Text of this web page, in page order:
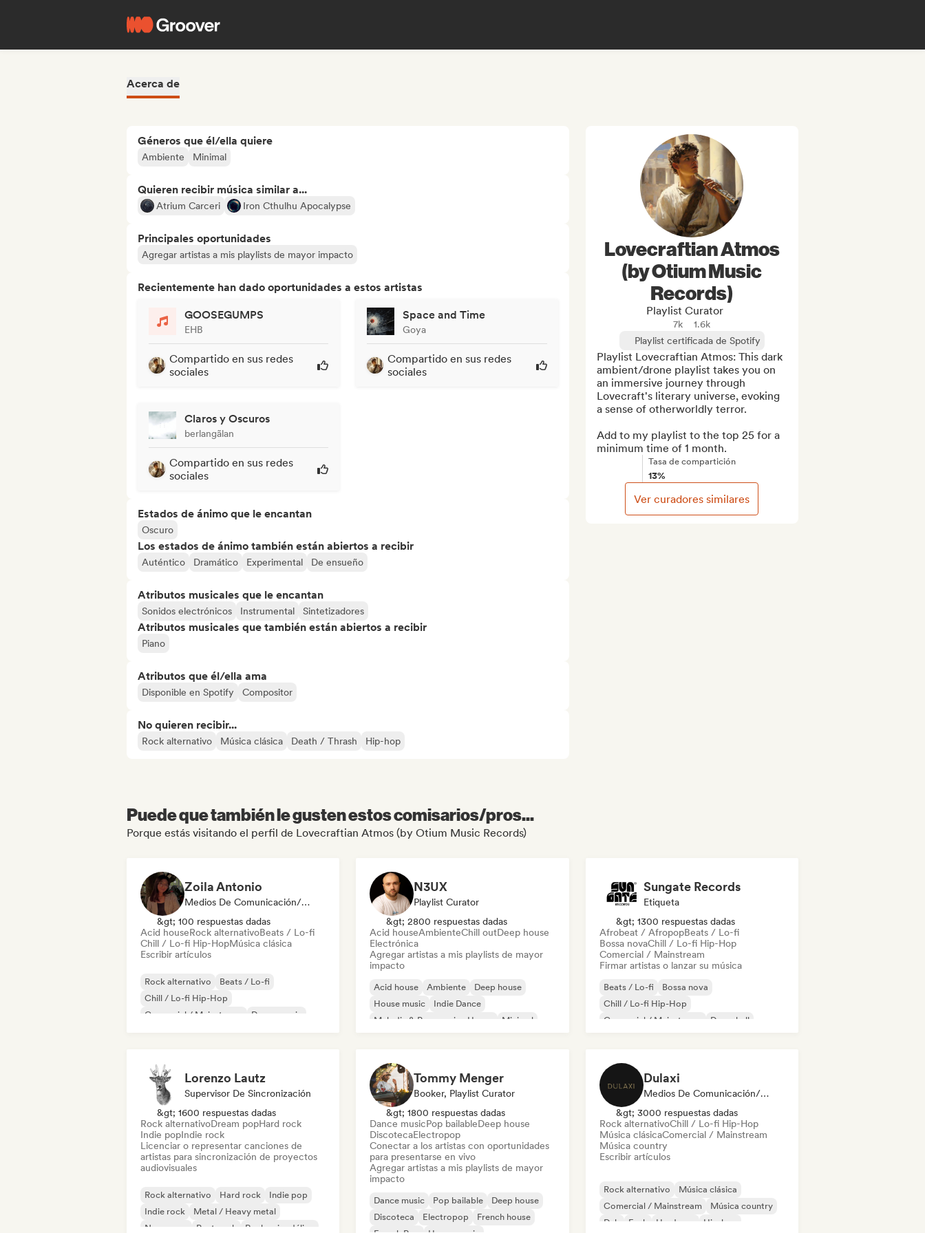
Acerca de
Géneros que él/ella quiere
Ambiente Minimal
Quieren recibir música similar a...
Atrium Carceri Iron Cthulhu Apocalypse
Principales oportunidades
Agregar artistas a mis playlists de mayor impacto
Recientemente han dado oportunidades a estos artistas
GOOSEGUMPS
EHB
Compartido en sus redes
sociales
Space and Time
Goya
Compartido en sus redes
sociales
Claros y Oscuros
berlangãlan
Compartido en sus redes
sociales
Estados de ánimo que le encantan
Oscuro
Los estados de ánimo también están abiertos a recibir
Auténtico Dramático Experimental De ensueño
Atributos musicales que le encantan
Sonidos electrónicos Instrumental Sintetizadores
Atributos musicales que también están abiertos a recibir
Piano
Atributos que él/ella ama
Disponible en Spotify Compositor
No quieren recibir...
Rock alternativo Música clásica Death / Thrash Hip-hop
Lovecraftian Atmos
(by Otium Music
Records)
Playlist Curator
7k
1.6k
Playlist certificada de Spotify
Playlist Lovecraftian Atmos: This dark
ambient/drone playlist takes you on
an immersive journey through
Lovecraft's literary universe, evoking
a sense of otherworldly terror.
Add to my playlist to the top 25 for a
minimum time of 1 month.
Tasa de compartición
13%
Ver curadores similares
Puede que también le gusten estos comisarios/pros...
Porque estás visitando el perfil de Lovecraftian Atmos (by Otium Music Records)
Zoila Antonio
Medios De Comunicación/Periodista
&gt; 100 respuestas dadas
Acid houseRock alternativoBeats / Lo-fi
Chill / Lo-fi Hip-HopMúsica clásica
Escribir artículos
Rock alternativo
Beats / Lo-fi
Chill / Lo-fi Hip-Hop
Comercial / Mainstream
Dance music
N3UX
Playlist Curator
&gt; 2800 respuestas dadas
Acid houseAmbienteChill outDeep house
Electrónica
Agregar artistas a mis playlists de mayor
impacto
Acid house Ambiente
Deep house
House music
Indie Dance
Melodic & Progressive House
Minimal
Sungate Records
Etiqueta
&gt; 1300 respuestas dadas
Afrobeat / AfropopBeats / Lo-fi
Bossa novaChill / Lo-fi Hip-Hop
Comercial / Mainstream
Firmar artistas o lanzar su música
Beats / Lo-fi
Bossa nova
Chill / Lo-fi Hip-Hop
Comercial / Mainstream
Dancehall
Lorenzo Lautz
Supervisor De Sincronización
&gt; 1600 respuestas dadas
Rock alternativoDream popHard rock
Indie popIndie rock
Licenciar o representar canciones de
artistas para sincronización de proyectos
audiovisuales
Rock alternativo Hard rock
Indie pop
Indie rock
Metal / Heavy metal
New wave
Post punk Rock psicodélico
Tommy Menger
Booker, Playlist Curator
&gt; 1800 respuestas dadas
Dance musicPop bailableDeep house
DiscotecaElectropop
Conectar a los artistas con oportunidades
para presentarse en vivo
Agregar artistas a mis playlists de mayor
impacto
Dance music Pop bailable
Deep house
Discoteca
Electropop
French house
Dulaxi
Medios De Comunicación/Periodista
&gt; 3000 respuestas dadas
Rock alternativoChill / Lo-fi Hip-Hop
Música clásicaComercial / Mainstream
Música country
Escribir artículos
Rock alternativo
Música clásica
Comercial / Mainstream
Música country
Dub
Funk Hardcore Hip-hop